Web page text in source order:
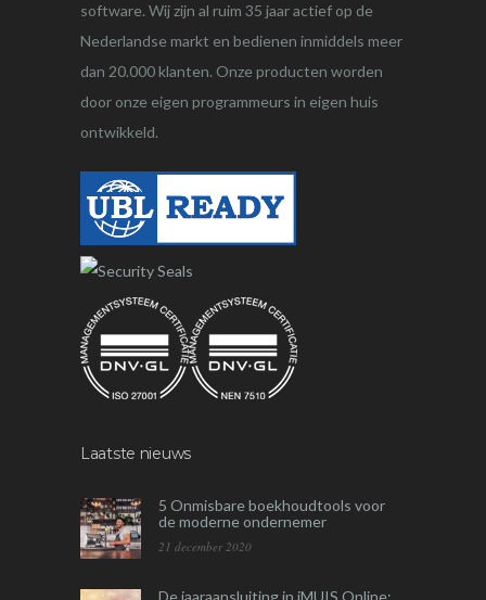
software. Wij zijn al ruim 35 jaar actief op de
Nederlandse markt en bedienen inmiddels meer
dan 20.000 klanten. Onze producten worden
door onze eigen programmeurs in eigen huis
ontwikkeld.
Laatste nieuws
5 Onmisbare boekhoudtools voor
de moderne ondernemer
21 december 2020
De jaaraansluiting in iMUIS Online: